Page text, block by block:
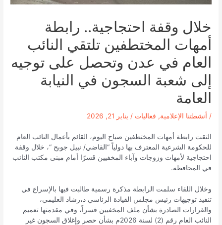
خلال وقفة احتجاجية.. رابطة
أمهات المختطفين تلتقي النائب
العام في عدن وتحصل على توجيه
إلى شعبة السجون في النيابة
العامة
/ أنشطتنا الإعلامية, فعاليات / يناير 21, 2026
التقت رابطة أمهات المختطفين صباح اليوم، القائم بأعمال النائب العام
للحكومة الشرعية المعترف بها دولياً “القاضي/ نبيل جوبح “، خلال وقفة
احتجاجية لأمهات وزوجات وآباء المخفيين قسرًا أمام مبنى مكتب النائب
في المحافظة.
وخلال اللقاء سلمت الرابطة مذكرة رسمية طالبت فيها بالإسراع في
تنفيذ توجيهات رئيس مجلس القيادة الرئاسي د،رشاد العليمي،
والقرارات الصادرة بشأن ملف المخفيين قسراً، وفي مقدمتها تعميم
النائب العام رقم (2) لسنة 2026م بشأن حصر وإغلاق السجون غير